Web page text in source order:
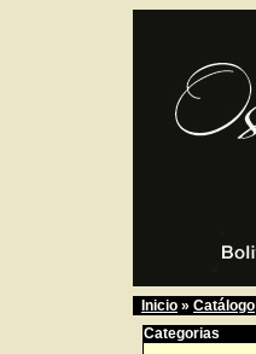
Inicio » Catálogo
Categorias